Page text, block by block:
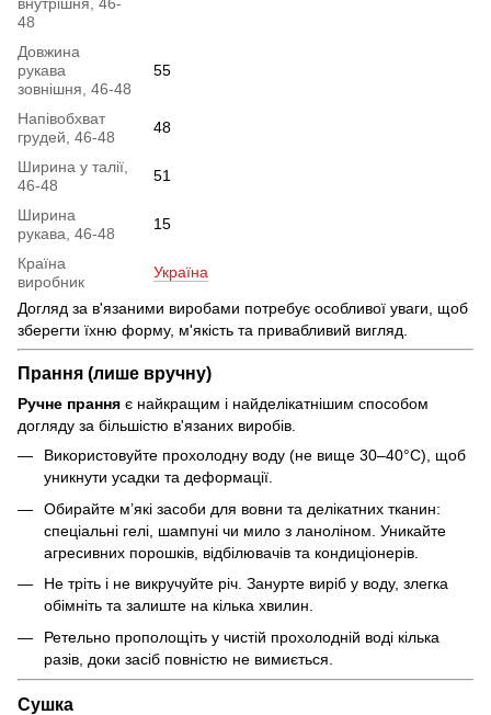
48
Довжина
рукава
зовнішня, 46-48
55
Напівобхват
грудей, 46-48
48
Ширина у талії,
46-48
51
Ширина
рукава, 46-48
15
Країна
виробник
Україна
Догляд за в'язаними виробами потребує особливої уваги, щоб
зберегти їхню форму, м'якість та привабливий вигляд.
Прання (лише вручну)
Ручне прання є найкращим і найделікатнішим способом
догляду за більшістю в'язаних виробів.
Використовуйте прохолодну воду (не вище 30–40°C), щоб
уникнути усадки та деформації.
Обирайте м’які засоби для вовни та делікатних тканин:
спеціальні гелі, шампуні чи мило з ланоліном. Уникайте
агресивних порошків, відбілювачів та кондиціонерів.
Не тріть і не викручуйте річ. Занурте виріб у воду, злегка
обімніть та залиште на кілька хвилин.
Ретельно прополощіть у чистій прохолодній воді кілька
разів, доки засіб повністю не вимиється.
Сушка